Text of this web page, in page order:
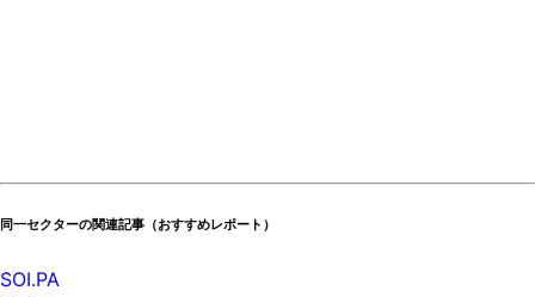
同一セクターの関連記事（おすすめレポート）
SOI.PA